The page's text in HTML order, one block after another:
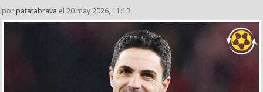
por patatabrava el 20 may 2026, 11:13